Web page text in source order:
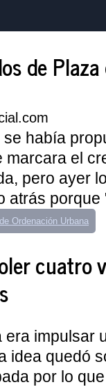
de
había
el
pero ayer
atrás
Ordenación Urbana
cuatro
impulsar
idea quedó
por lo